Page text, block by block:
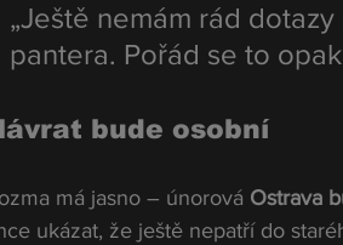
„Ještě nemám rád
pantera. Pořád se to
bude osobní
má jasno – únorová Ostrava
ukázat, že ještě nepatří do